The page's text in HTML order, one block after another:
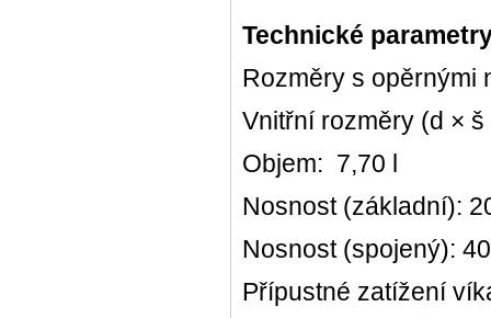
Technické
Rozměry s opěrnými
Vnitřní rozměry (d ×
Objem: 7,70 l
Nosnost (základní):
Nosnost (spojený):
Přípustné zatížení